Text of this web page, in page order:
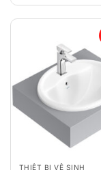
THIẾT BỊ VỆ SINH